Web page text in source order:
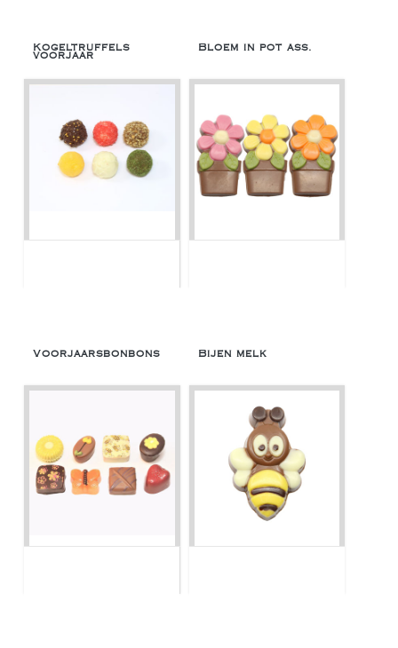
Kogeltruffels
voorjaar
Bloem in pot ass.
Voorjaarsbonbons Bijen melk